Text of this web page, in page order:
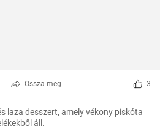
Ossza meg 3
laza desszert, amely vékony piskóta
áll.